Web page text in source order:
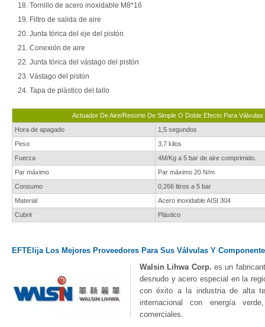
Tornillo de acero inoxidable M8*16
Filtro de salida de aire
Junta tórica del eje del pistón
Conexión de aire
Junta tórica del vástago del pistón
Vástago del pistón
Tapa de plástico del tallo
Actuador De Aire/resorte De Simple O Doble Efecto Para
Hora de apagado
1,5 segundos
Peso
3,7 kilos
Fuerza
4M/Kg a 5 bar de aire comprimido.
Par máximo
Par máximo 20 N/m
Consumo
0,266 litros a 5 bar
Material
Acero inoxidable AISI 304
Cubrir
Plástico
EFTElija Los Mejores Proveedores Para Sus Válvulas Y
Walsin Lihwa Corp. es un
desnudo y acero especial en la
con éxito a la industria de alta
internacional con energía
comerciales.